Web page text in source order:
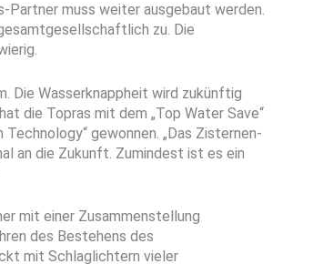
Partner muss weiter ausgebaut werden.
zu. Die
Die Wasserknappheit wird zukünftig
die Topras mit dem „Top Water Save“
Technology“ gewonnen. „Das Zisternen-
an die Zukunft. Zumindest ist es ein
mit einer Zusammenstellung
des Bestehens des
mit Schlaglichtern vieler